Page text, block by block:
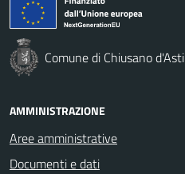
Comune di Chiusano d'Asti
AMMINISTRAZIONE
Aree amministrative
Documenti e dati